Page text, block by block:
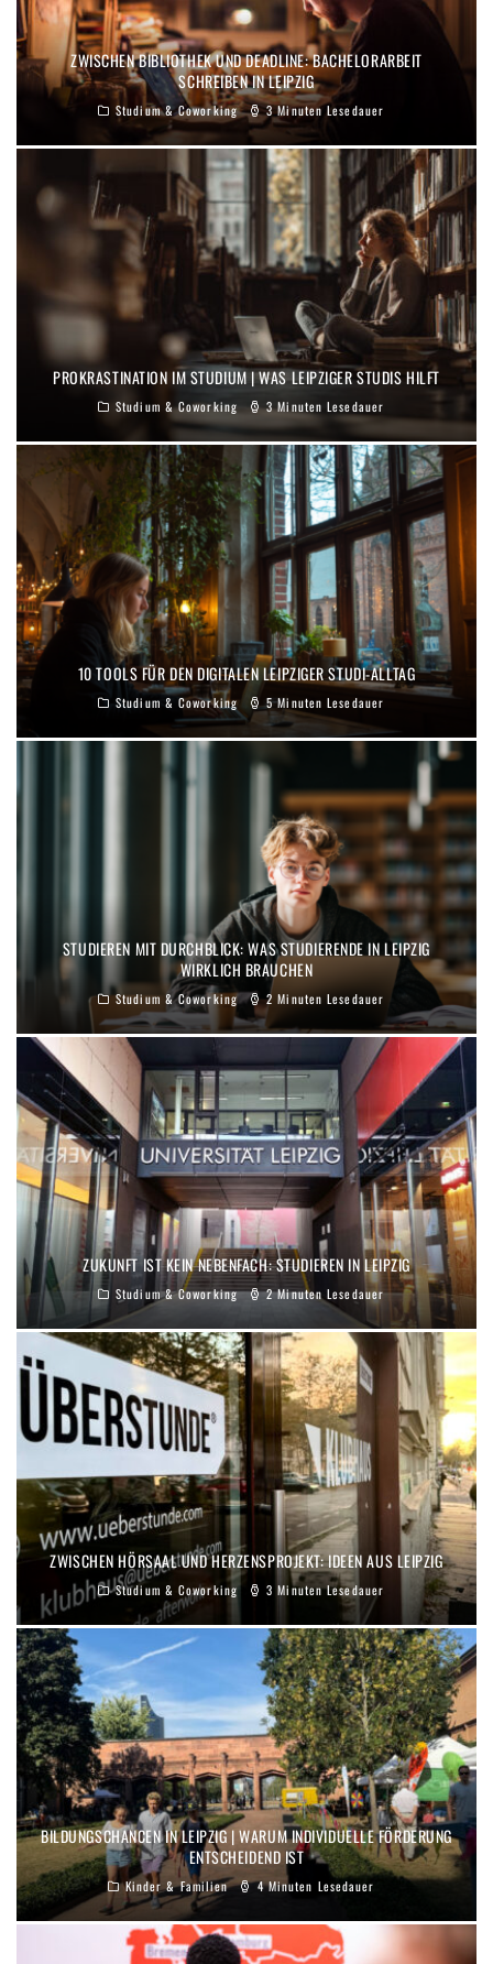
ZWISCHEN BIBLIOTHEK UND DEADLINE: BACHELORARBEIT
SCHREIBEN IN LEIPZIG
Studium & Coworking 3 Minuten Lesedauer
PROKRASTINATION IM STUDIUM | WAS LEIPZIGER STUDIS HILFT
Studium & Coworking 3 Minuten Lesedauer
10 TOOLS FÜR DEN DIGITALEN LEIPZIGER STUDI-ALLTAG
Studium & Coworking 5 Minuten Lesedauer
STUDIEREN MIT DURCHBLICK: WAS STUDIERENDE IN LEIPZIG
WIRKLICH BRAUCHEN
Studium & Coworking 2 Minuten Lesedauer
ZUKUNFT IST KEIN NEBENFACH: STUDIEREN IN LEIPZIG
Studium & Coworking 2 Minuten Lesedauer
ZWISCHEN HÖRSAAL UND HERZENSPROJEKT: IDEEN AUS LEIPZIG
Studium & Coworking 3 Minuten Lesedauer
BILDUNGSCHANCEN IN LEIPZIG | WARUM INDIVIDUELLE FÖRDERUNG
ENTSCHEIDEND IST
Kinder & Familien 4 Minuten Lesedauer